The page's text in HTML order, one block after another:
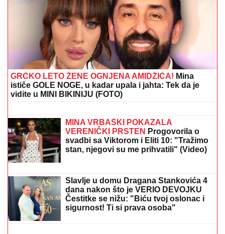
GRČKO LETO ŽENE OGNJENA AMIDŽIĆA! Mina
ističe GOLE NOGE, u kadar upala i jahta: Tek da je
vidite u MINI BIKINIJU (FOTO)
on prosuo Filipinsko more laži i poslao
previše, a ona sve snimila i sad ga drži
u šaci
svadbi sa Viktorom i Eliti 10: "Tražimo
stan, njegovi su me prihvatili" (Video)